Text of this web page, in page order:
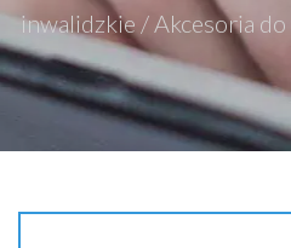
inwalidzkie / Akcesoria